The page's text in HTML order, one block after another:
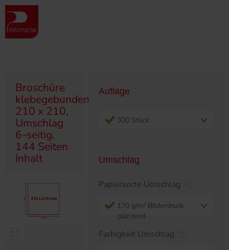
" >
Produktübersicht
Broschüre klebegebunden, 210 x 210, Umschlag 6-seitig, 144 Seiten
Inhalt
Broschüre
klebegebunden,
210 x 210,
Umschlag
6-seitig,
144 Seiten
Inhalt
Auflage
300 Stück
Umschlag
Papiersorte Umschlag
170 g/m² Bilderdruck
glänzend
Farbigkeit Umschlag